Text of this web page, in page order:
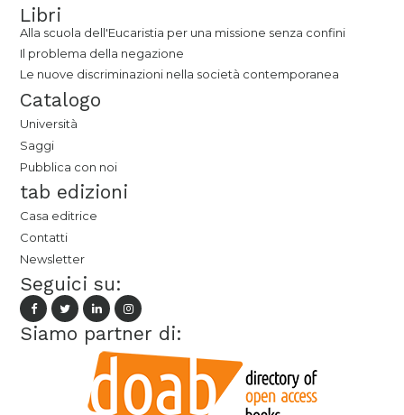
Libri
Alla scuola dell'Eucaristia per una missione senza confini
Il problema della negazione
Le nuove discriminazioni nella società contemporanea
Catalogo
Università
Saggi
Pubblica con noi
tab edizioni
Casa editrice
Contatti
Newsletter
Seguici su:
Siamo partner di: